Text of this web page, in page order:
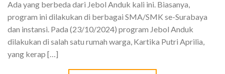
Ada yang berbeda dari Jebol Anduk kali ini. Biasanya,
program ini dilakukan di berbagai SMA/SMK se-Surabaya
dan instansi. Pada (23/10/2024) program Jebol Anduk
dilakukan di salah satu rumah warga, Kartika Putri Aprilia,
yang kerap […]